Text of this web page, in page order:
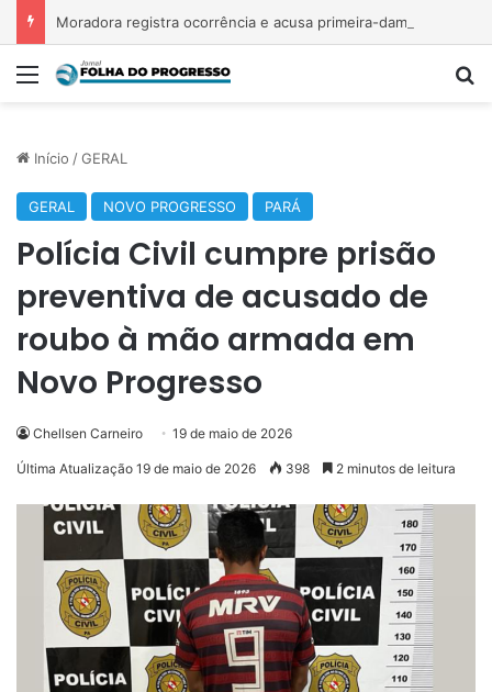
Menu
Início /GERAL
GERAL NOVO PROGRESSO PARÁ
Polícia Civil cumpre prisão
preventiva de acusado de
roubo à mão armada em
Novo Progresso
Chellsen Carneiro 19 de maio de 2026
Última Atualização 19 de maio de 2026 398 2 minutos de leitura